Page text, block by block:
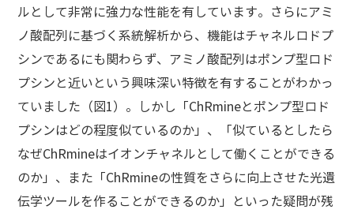
ルとして非常に強力な性能を有しています。さらにアミ
ノ酸配列に基づく系統解析から、機能はチャネルロドプ
シンであるにも関わらず、アミノ酸配列はポンプ型ロド
プシンと近いという興味深い特徴を有することがわかっ
ていました（図1）。しかし「ChRmineとポンプ型ロド
プシンはどの程度似ているのか」、「似ているとしたら
なぜChRmineはイオンチャネルとして働くことができる
のか」、また「ChRmineの性質をさらに向上させた光遺
伝学ツールを作ることができるのか」といった疑問が残